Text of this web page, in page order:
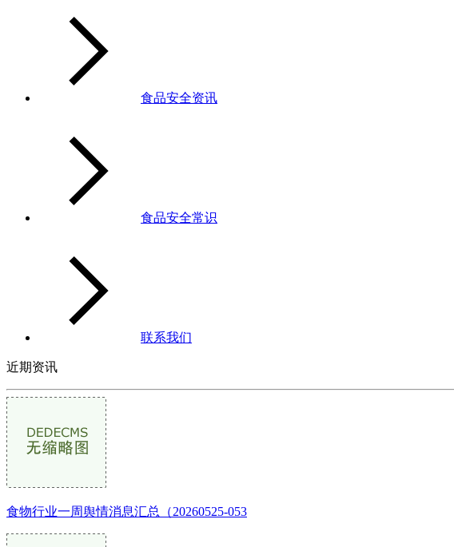
食品安全资讯
食品安全常识
联系我们
近期资讯
食物行业一周舆情消息汇总（20260525-053